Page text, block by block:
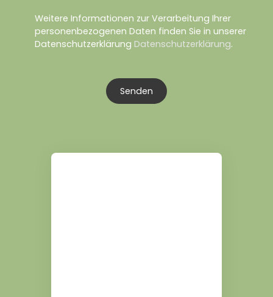
Weitere Informationen zur Verarbeitung Ihrer
personenbezogenen Daten finden Sie in unserer
Datenschutzerklärung Datenschutzerklärung.
Senden